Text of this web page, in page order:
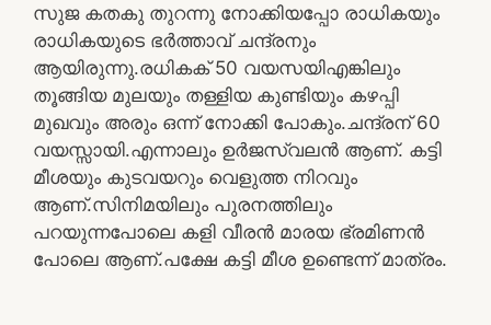
സുജ കതകു തുറന്നു നോക്കിയപ്പോ രാധികയും
രാധികയുടെ ഭർത്താവ് ചന്ദ്രനും
ആയിരുന്നു.രധികക് 50 വയസയിഎങ്കിലും
തൂങ്ങിയ മുലയും തള്ളിയ കുണ്ടിയും കഴപ്പി
മുഖവും അരും ഒന്ന് നോക്കി പോകും.ചന്ദ്രന് 60
വയസ്സായി.എന്നാലും ഉർജസ്വലൻ ആണ്. കട്ടി
മീശയും കുടവയറും വെളുത്ത നിറവും
ആണ്.സിനിമയിലും പുരനത്തിലും
പറയുന്നപോലെ കളി വീരൻ മാരയ ഭ്രമിണൻ
പോലെ ആണ്.പക്ഷേ കട്ടി മീശ ഉണ്ടെന്ന് മാത്രം.